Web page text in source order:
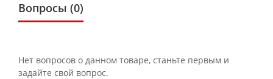
Вопросы (0)
Нет вопросов о данном товаре, станьте первым и
задайте свой вопрос.